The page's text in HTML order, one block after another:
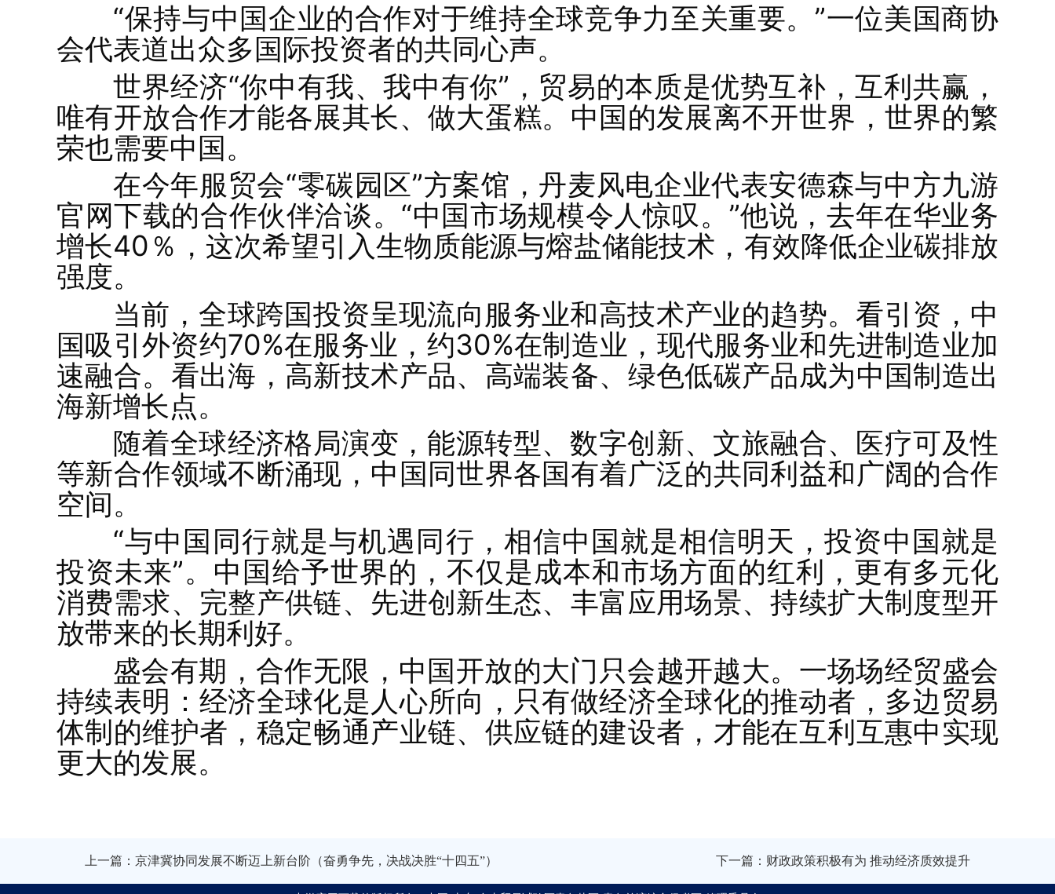
“保持与中国企业的合作对于维持全球竞争力至关重要。”一位美国商协
会代表道出众多国际投资者的共同心声。
世界经济“你中有我、我中有你”，贸易的本质是优势互补，互利共赢，
唯有开放合作才能各展其长、做大蛋糕。中国的发展离不开世界，世界的繁
荣也需要中国。
在今年服贸会“零碳园区”方案馆，丹麦风电企业代表安德森与中方九游
官网下载的合作伙伴洽谈。“中国市场规模令人惊叹。”他说，去年在华业务
增长40％，这次希望引入生物质能源与熔盐储能技术，有效降低企业碳排放
强度。
当前，全球跨国投资呈现流向服务业和高技术产业的趋势。看引资，中
国吸引外资约70%在服务业，约30%在制造业，现代服务业和先进制造业加
速融合。看出海，高新技术产品、高端装备、绿色低碳产品成为中国制造出
海新增长点。
随着全球经济格局演变，能源转型、数字创新、文旅融合、医疗可及性
等新合作领域不断涌现，中国同世界各国有着广泛的共同利益和广阔的合作
空间。
“与中国同行就是与机遇同行，相信中国就是相信明天，投资中国就是
投资未来”。中国给予世界的，不仅是成本和市场方面的红利，更有多元化
消费需求、完整产供链、先进创新生态、丰富应用场景、持续扩大制度型开
放带来的长期利好。
盛会有期，合作无限，中国开放的大门只会越开越大。一场场经贸盛会
持续表明：经济全球化是人心所向，只有做经济全球化的推动者，多边贸易
体制的维护者，稳定畅通产业链、供应链的建设者，才能在互利互惠中实现
更大的发展。
上一篇：京津冀协同发展不断迈上新台阶（奋勇争先，决战决胜“十四五”） 下一篇：财政政策积极有为 推动经济质效提升